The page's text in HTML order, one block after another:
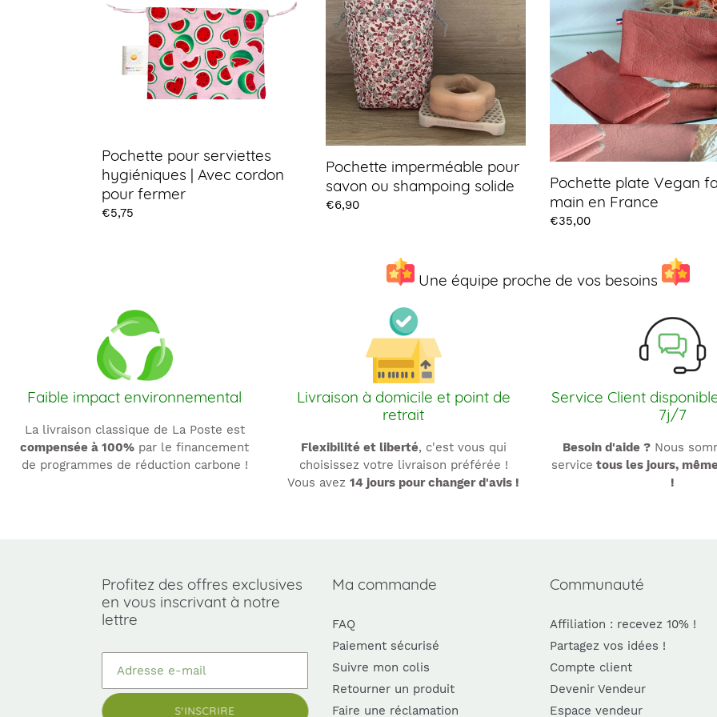
t
i
o
n
:
serviettes
hygiéniques
Avec
cordon
Pochette pour serviettes
hygiéniques | Avec cordon
pour fermer
Prix
€5,75
pour
savon
ou
shampoing
solide
Pochette imperméable pour
savon ou shampoing solide
Prix
€6,90
Vegan
main
France
Pochette plate Vegan
main en France
Prix
€35,00
Une équipe proche de vos besoins
Faible impact environnemental
La livraison classique de La Poste est
compensée à 100% par le financement
de programmes de réduction carbone !
Livraison à domicile et point de
retrait
Flexibilité et liberté, c'est vous qui
choisissez votre livraison préférée !
Vous avez 14 jours pour changer d'avis !
Service Client
7j/7
Besoin d'aide ?Nous
service tous les jours,
!
Profitez des offres exclusives
en vous inscrivant à notre
lettre
S'INSCRIRE
Ma commande
FAQ
Paiement sécurisé
Suivre mon colis
Retourner un produit
Faire une réclamation
Communauté
Affiliation : recevez 10% !
Partagez vos idées !
Compte client
Devenir Vendeur
Espace vendeur